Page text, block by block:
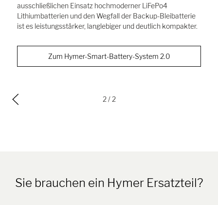
ausschließlichen Einsatz hochmoderner LiFePo4
Lithiumbatterien und den Wegfall der Backup-Bleibatterie
ist es leistungsstärker, langlebiger und deutlich kompakter.
Zum Hymer-Smart-Battery-System 2.0
2/ 2
Sie brauchen ein Hymer Ersatzteil?